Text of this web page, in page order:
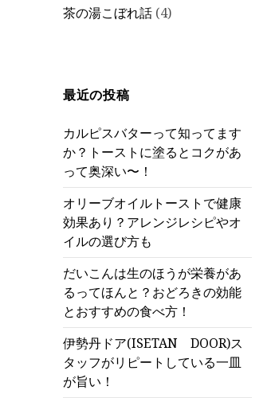
茶の湯こぼれ話 (4)
最近の投稿
カルピスバターって知ってます
か？トーストに塗るとコクがあ
って奥深い〜！
オリーブオイルトーストで健康
効果あり？アレンジレシピやオ
イルの選び方も
だいこんは生のほうが栄養があ
るってほんと？おどろきの効能
とおすすめの食べ方！
伊勢丹ドア(ISETAN DOOR)ス
タッフがリピートしている一皿
が旨い！